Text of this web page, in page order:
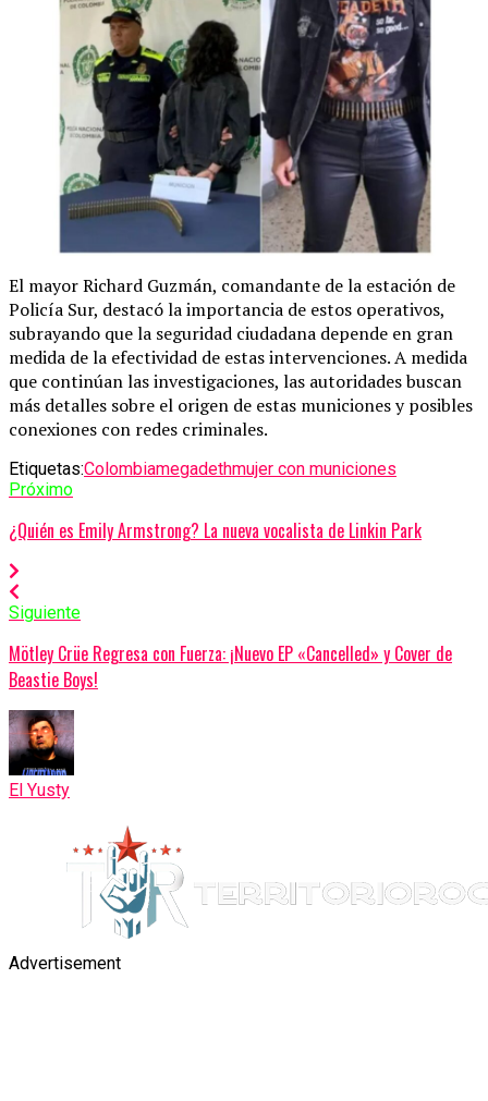
El mayor Richard Guzmán, comandante de la estación de
Policía Sur, destacó la importancia de estos operativos,
subrayando que la seguridad ciudadana depende en gran
medida de la efectividad de estas intervenciones. A medida
que continúan las investigaciones, las autoridades buscan
más detalles sobre el origen de estas municiones y posibles
conexiones con redes criminales.
Etiquetas:Colombiamegadethmujer con municiones
Próximo
¿Quién es Emily Armstrong? La nueva vocalista de Linkin Park
Siguiente
Mötley Crüe Regresa con Fuerza: ¡Nuevo EP «Cancelled» y Cover de
Beastie Boys!
El Yusty
Advertisement